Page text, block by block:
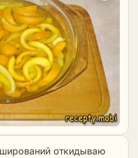
откидываю